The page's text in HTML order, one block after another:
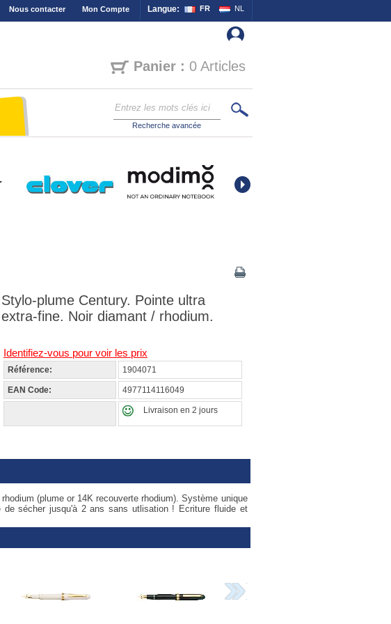
Langue: FR NL
Nous contacter Mon Compte
Panier : 0 Articles
Recherche avancée
Stylo-plume Century. Pointe ultra
extra-fine. Noir diamant / rhodium.
Identifiez-vous pour voir les prix
Référence: 1904071
EAN Code: 4977114116049
Livraison en 2 jours
(plume or 14K recouverte rhodium). Système unique
sécher jusqu'à 2 ans sans utlisation ! Ecriture fluide et